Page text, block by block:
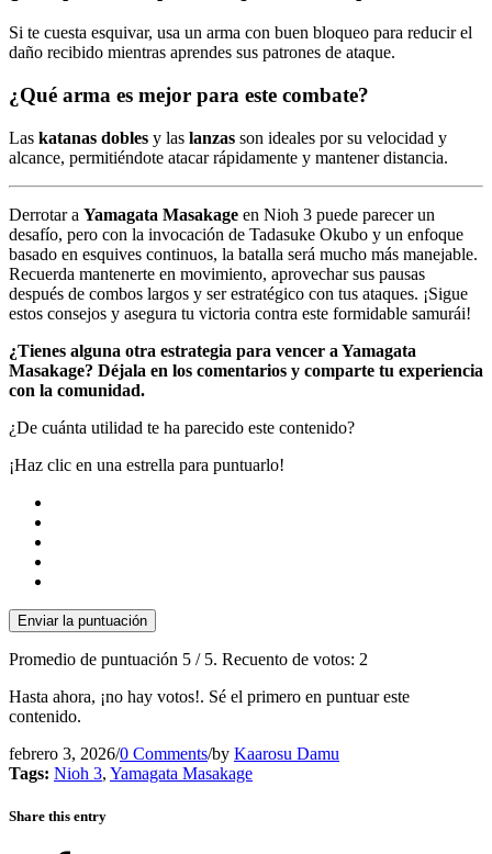
Si te cuesta esquivar, usa un arma con buen bloqueo para reducir el
daño recibido mientras aprendes sus patrones de ataque.
¿Qué arma es mejor para este combate?
Las katanas dobles y las lanzas son ideales por su velocidad y
alcance, permitiéndote atacar rápidamente y mantener distancia.
Derrotar a Yamagata Masakage en Nioh 3 puede parecer un
desafío, pero con la invocación de Tadasuke Okubo y un enfoque
basado en esquives continuos, la batalla será mucho más manejable.
Recuerda mantenerte en movimiento, aprovechar sus pausas
después de combos largos y ser estratégico con tus ataques. ¡Sigue
estos consejos y asegura tu victoria contra este formidable samurái!
¿Tienes alguna otra estrategia para vencer a Yamagata
Masakage? Déjala en los comentarios y comparte tu experiencia
con la comunidad.
¿De cuánta utilidad te ha parecido este contenido?
¡Haz clic en una estrella para puntuarlo!
Enviar la puntuación
Promedio de puntuación 5 / 5. Recuento de votos: 2
Hasta ahora, ¡no hay votos!. Sé el primero en puntuar este
contenido.
febrero 3, 2026/0 Comments/by Kaarosu Damu
Tags: Nioh 3, Yamagata Masakage
Share this entry